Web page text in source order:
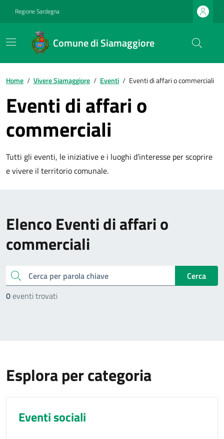
Regione Sardegna
Comune di Siamaggiore
Home / Vivere Siamaggiore / Eventi / Eventi di affari o commerciali
Eventi di affari o
commerciali
Tutti gli eventi, le iniziative e i luoghi d’interesse per scoprire
e vivere il territorio comunale.
Elenco Eventi di affari o
commerciali
cerca
Cerca
0eventi trovati
Esplora per categoria
Eventi sociali